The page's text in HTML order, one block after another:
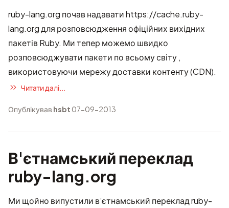
ruby-lang.org почав надавати https://cache.ruby-
lang.org для розповсюдження офіційних вихідних
пакетів Ruby. Ми тепер можемо швидко
розповсюджувати пакети по всьому світу ,
використовуючи мережу доставки контенту (CDN).
Читати далі...
Опублікував hsbt 07-09-2013
В'єтнамський переклад
ruby-lang.org
Ми щойно випустили в’єтнамський переклад ruby-